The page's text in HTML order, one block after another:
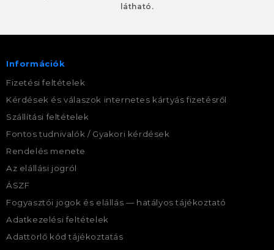
látható.
Információk
Fizetési feltételek
Kérdések és válaszok internetes kártyás fizetésről
Szállítási feltételek
Fontos tudnivalók / Gyakori kérdések
Rendelés menete
Az elállási jogról
ÁSZF
Fogyasztói jogok és elállás — hatályos tájékoztató
Adatkezelési feltételek
Adattörlő kód tájékoztatás